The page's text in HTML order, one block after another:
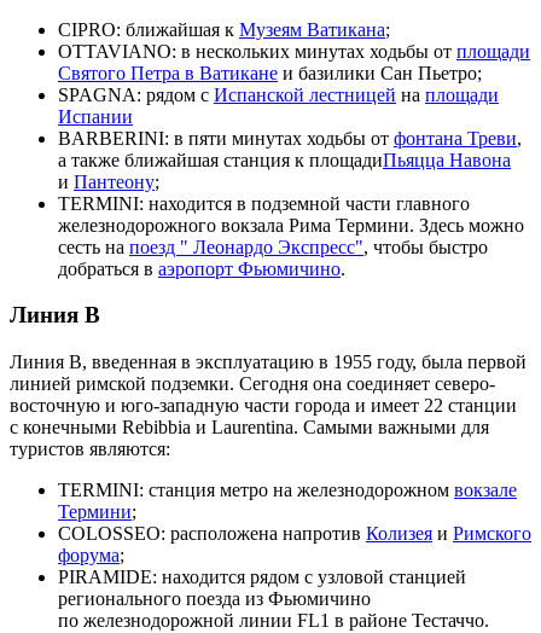
CIPRO: ближайшая к Музеям Ватикана;
OTTAVIANO: в нескольких минутах ходьбы от площади
Святого Петра в Ватикане и базилики Сан Пьетро;
SPAGNA: рядом с Испанской лестницей на площади
Испании
BARBERINI: в пяти минутах ходьбы от фонтана Треви,
а также ближайшая станция к площадиПьяцца Навона
и Пантеону;
TERMINI: находится в подземной части главного
железнодорожного вокзала Рима Термини. Здесь можно
сесть на поезд " Леонардо Экспресс", чтобы быстро
добраться в аэропорт Фьюмичино.
Линия В
Линия B, введенная в эксплуатацию в 1955 году, была первой
линией римской подземки. Сегодня она соединяет северо-
восточную и юго-западную части города и имеет 22 станции
с конечными Rebibbia и Laurentina. Самыми важными для
туристов являются:
TERMINI: станция метро на железнодорожном вокзале
Термини;
COLOSSEO: расположена напротив Колизея и Римского
форума;
PIRAMIDE: находится рядом с узловой станцией
регионального поезда из Фьюмичино
по железнодорожной линии FL1 в районе Тестаччо.